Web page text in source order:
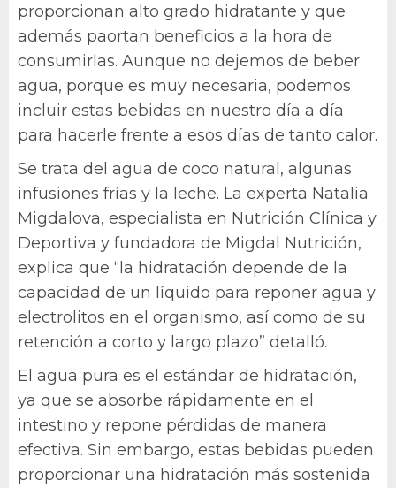
proporcionan alto grado hidratante y que
además paortan beneficios a la hora de
consumirlas. Aunque no dejemos de beber
agua, porque es muy necesaria, podemos
incluir estas bebidas en nuestro día a día
para hacerle frente a esos días de tanto calor.
Se trata del agua de coco natural, algunas
infusiones frías y la leche. La experta Natalia
Migdalova, especialista en Nutrición Clínica y
Deportiva y fundadora de Migdal Nutrición,
explica que “la hidratación depende de la
capacidad de un líquido para reponer agua y
electrolitos en el organismo, así como de su
retención a corto y largo plazo” detalló.
El agua pura es el estándar de hidratación,
ya que se absorbe rápidamente en el
intestino y repone pérdidas de manera
efectiva. Sin embargo, estas bebidas pueden
proporcionar una hidratación más sostenida